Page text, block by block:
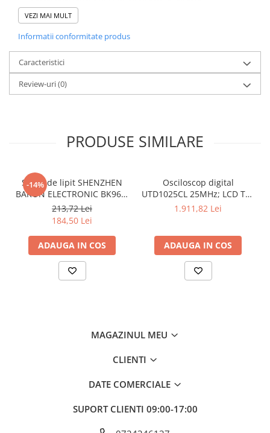
De ce să alegi acest model?
Este un instrument de diagnosticare esențial pentru măsurători
precise in domeniul electric si electronic., CMM-11, oferă o calitate
industriale și educaționale.
Specificații Tehnice
Caracteristică
Detalii
LCD
Parametrii de
afișare
(4000)
Interval de
măsurare a
tensiunii DC
0...600V
Precizia
tensiunii DC
±(1% + 3 cifre)
0...10A
VEZI MAI MULT
Informatii conformitate produs
Caracteristici
Review-uri(0)
PRODUSE SIMILARE
-14%
Stație de lipit SHENZHEN
BAKON ELECTRONIC BK969,
200...480°C control
analogic, cu buton
213,72 Lei
184,50 Lei
ADAUGA IN COS
Osciloscop digital
UTD1025CL 25MHz; LCD TFT
3,5"; Ch: 1; 250Msps; 12kpts
1.911,82 Lei
ADAUGA IN COS
MAGAZINUL MEU
CLIENTI
DATE COMERCIALE
SUPORT CLIENTI 09:00-17:00